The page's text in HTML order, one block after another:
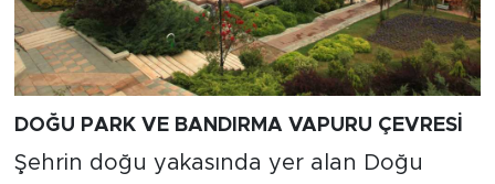
DOĞU PARK VE BANDIRMA VAPURU ÇEVRESİ
Şehrin doğu yakasında yer alan Doğu